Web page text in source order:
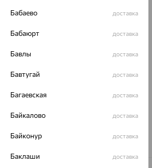
О нас
Магазины и доставка г. Липецк
еще 3
Другие города
Заказать звонок
Бабаево доставка
Бабаюрт доставка
Бавлы доставка
Бавтугай доставка
Багаевская доставка
Байкалово доставка
Байконур доставка
Баклаши доставка